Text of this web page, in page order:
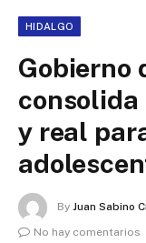
HIDALGO
Gobierno
y real
By Juan Sabino
No hay comentarios